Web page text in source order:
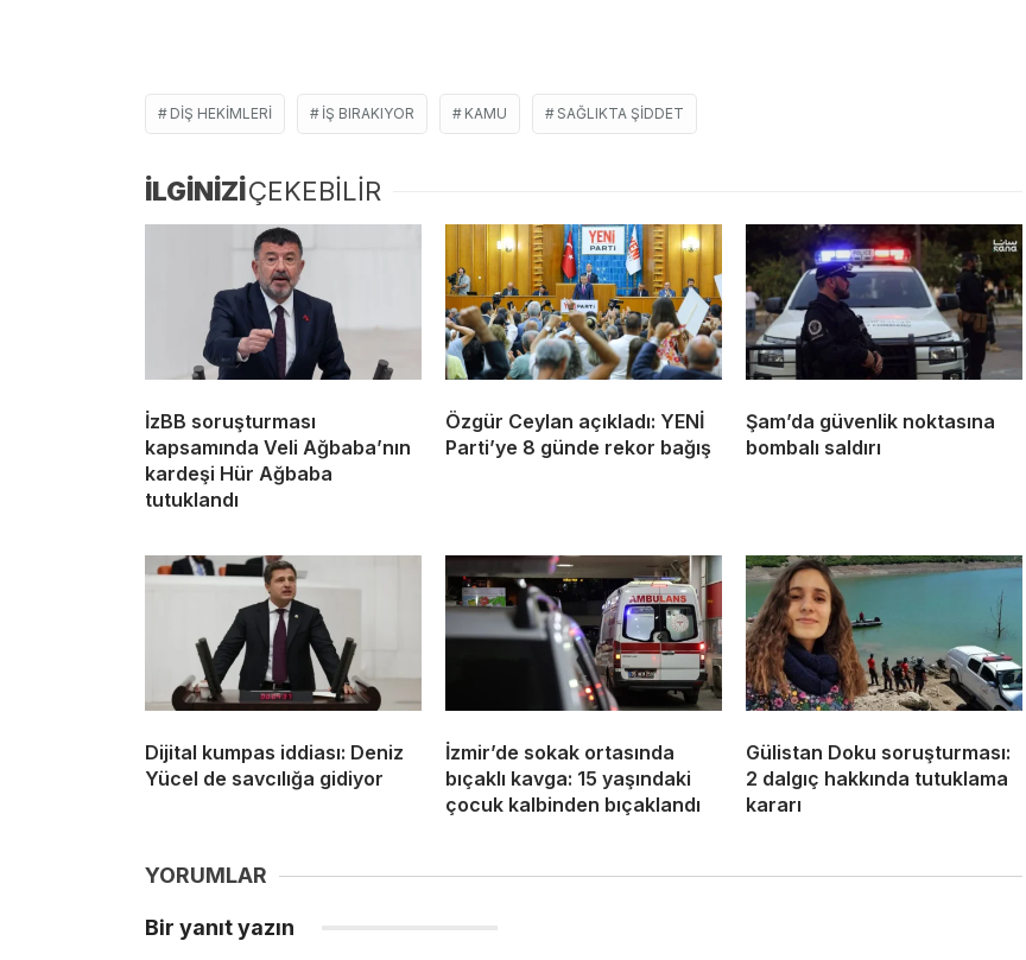
DIŞ HEKIMLERI IŞ BIRAKIYOR KAMU SAĞLIKTA ŞIDDET
İLGİNİZİÇEKEBİLİR
İzBB soruşturması
kapsamında Veli Ağbaba’nın
kardeşi Hür Ağbaba
tutuklandı
Özgür Ceylan açıkladı: YENİ
Parti’ye 8 günde rekor bağış
Şam’da güvenlik noktasına
bombalı saldırı
Dijital kumpas iddiası: Deniz
Yücel de savcılığa gidiyor
İzmir’de sokak ortasında
bıçaklı kavga: 15 yaşındaki
çocuk kalbinden bıçaklandı
Gülistan Doku soruşturması:
2 dalgıç hakkında tutuklama
kararı
YORUMLAR
Bir yanıt yazın